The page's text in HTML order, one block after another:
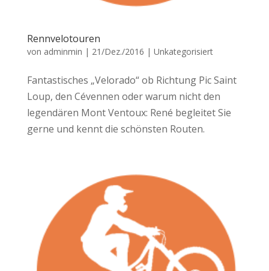
Rennvelotouren
von adminmin | 21/Dez./2016 | Unkategorisiert
Fantastisches „Velorado“ ob Richtung Pic Saint
Loup, den Cévennen oder warum nicht den
legendären Mont Ventoux: René begleitet Sie
gerne und kennt die schönsten Routen.